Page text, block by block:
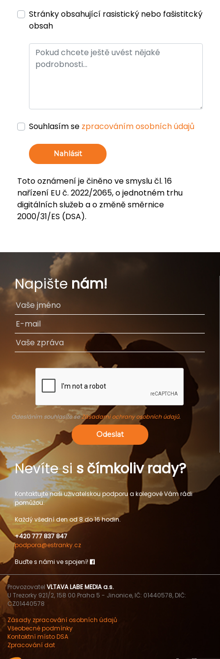
Stránky obsahující rasistický nebo fašistitcký
obsah
Souhlasím se zpracováním osobních údajů
Nahlásit
Toto oznámení je činěno ve smyslu čl. 16
nařízení EU č. 2022/2065, o jednotném trhu
digitálních služeb a o změně směrnice
2000/31/ES (DSA).
Napište nám!
Odesláním souhlasíte seZásadami ochrany osobních údajů.
Odeslat
Nevíte si s čímkoliv rady?
Kontaktujte naši uživatelskou podporu a kolegové Vám rádi
pomůžou.
Každý všední den od 8 do 16 hodin.
+420 777 837 847
podpora@estranky.cz
Buďte s námi ve spojení!
Provozovatel VLTAVA LABE MEDIA a.s.
U Trezorky 921/2, 158 00 Praha 5 - Jinonice, IČ: 01440578, DIČ:
CZ01440578
Zásady zpracování osobních údajů
Všeobecné podmínky
Kontaktní místo DSA
Zpracování dat